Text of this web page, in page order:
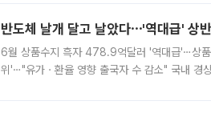
반도체 날개 달고 날았다⋯'역대급' 상
6월 상품수지 흑자 478.9억달러 '역대급'⋯상
위'⋯"유가ㆍ환율 영향 출국자 수 감소" 국내 경